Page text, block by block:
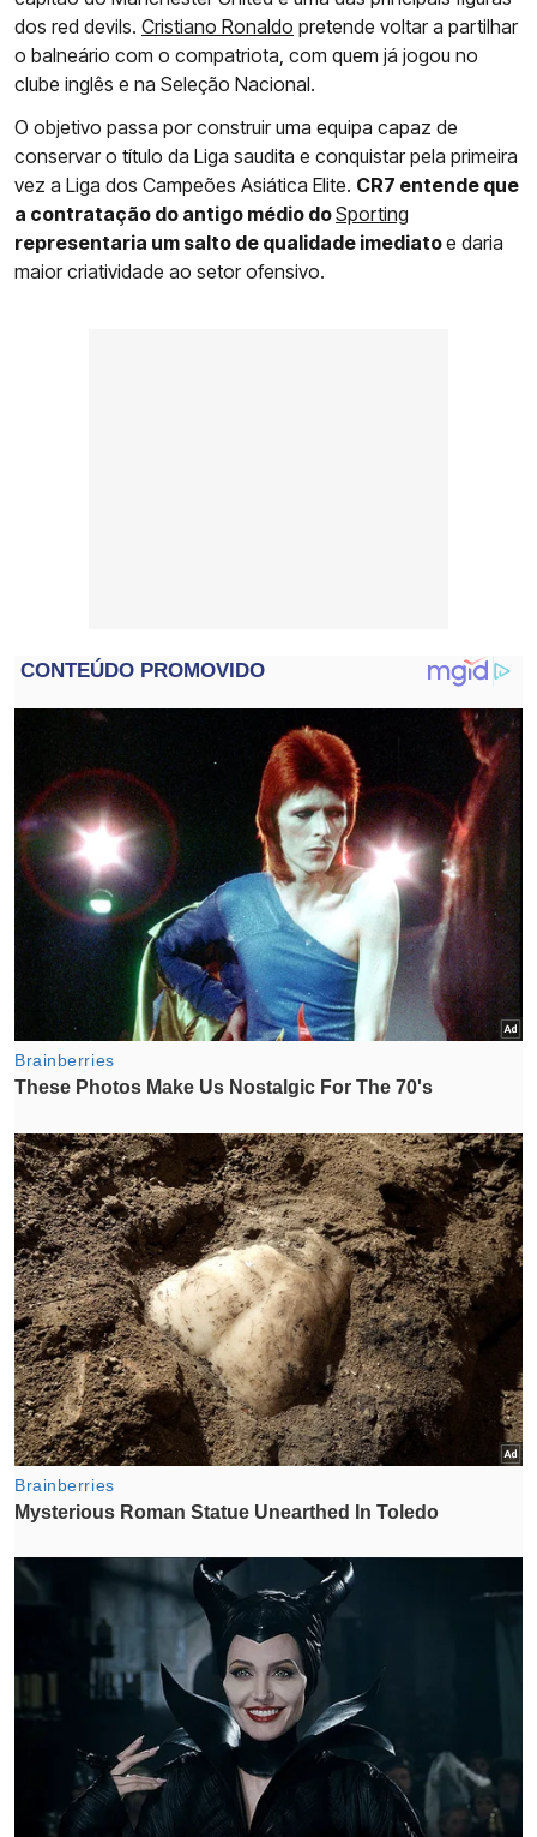
dos red devils. Cristiano Ronaldo pretende voltar a partilhar
o balneário com o compatriota, com quem já jogou no
clube inglês e na Seleção Nacional.
O objetivo passa por construir uma equipa capaz de
conservar o título da Liga saudita e conquistar pela primeira
vez a Liga dos Campeões Asiática Elite. CR7 entende que
a contratação do antigo médio doSporting
representaria um salto de qualidade imediatoe daria
maior criatividade ao setor ofensivo.